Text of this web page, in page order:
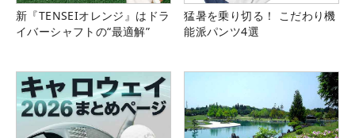
新『TENSEIオレンジ』はドラ
イバーシャフトの“最適解”
猛暑を乗り切る！ こだわり機
能派パンツ4選